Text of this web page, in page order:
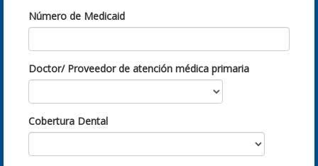
Número de Medicaid
Doctor/ Proveedor de atención médica primaria
Cobertura Dental